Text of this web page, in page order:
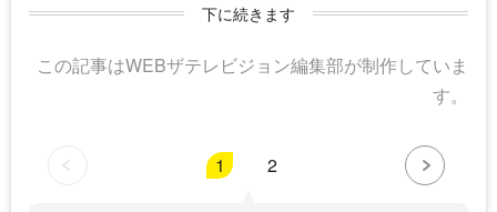
下に続きます
この記事はWEBザテレビジョン編集部が制作していま
す。
1 2